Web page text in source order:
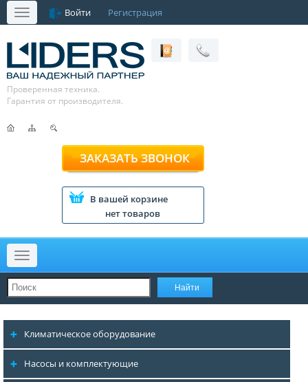
Меню Войти Регистрация
Проверенная техника.
Гарантия от производителя.
ЗАКАЗАТЬ ЗВОНОК
В вашей корзине
нет товаров
Меню
Климатическое оборудование
Насосы и комплектующие